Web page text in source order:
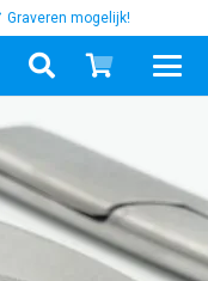
Graveren mogelijk!